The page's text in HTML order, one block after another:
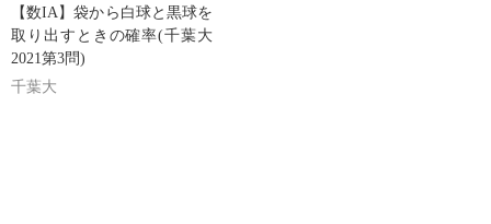
【数IA】袋から白球と黒球を
取り出すときの確率(千葉大
2021第3問)
千葉大